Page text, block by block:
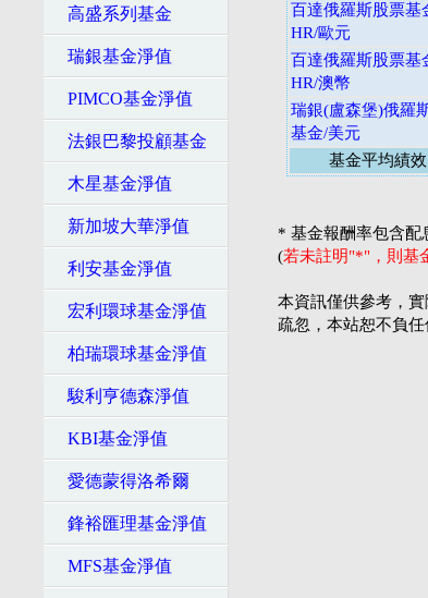
高盛系列基金
瑞銀基金淨值
PIMCO基金淨值
法銀巴黎投顧基金
木星基金淨值
新加坡大華淨值
利安基金淨值
宏利環球基金淨值
柏瑞環球基金淨值
駿利亨德森淨值
KBI基金淨值
愛德蒙得洛希爾
鋒裕匯理基金淨值
MFS基金淨值
百達俄羅斯股票基
HR/歐元
百達俄羅斯股票基
HR/澳幣
瑞銀(盧森堡)俄羅
基金/美元
基金平均績效
* 基金報酬率包含配
(若未註明"*"，則基
本資訊僅供參考，
疏忽，本站恕不負任